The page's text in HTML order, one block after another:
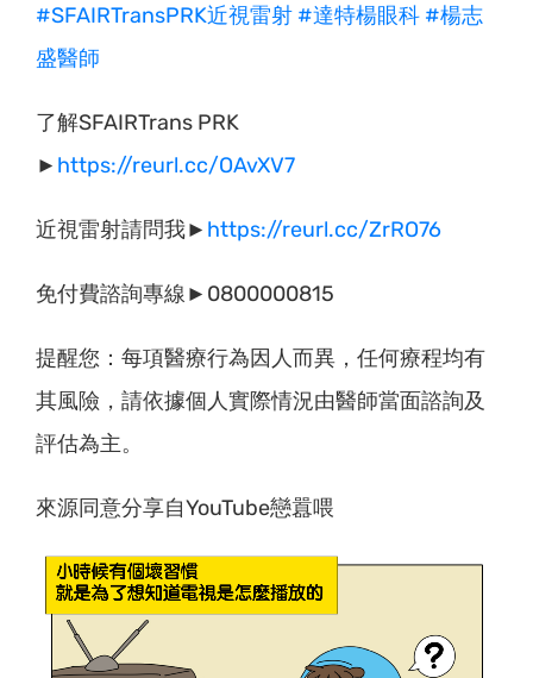
#SFAIRTransPRK近視雷射 #達特楊眼科 #楊志
盛醫師
了解SFAIRTrans PRK
► https://reurl.cc/OAvXV7
近視雷射請問我► https://reurl.cc/ZrRO76
免付費諮詢專線►0800000815
提醒您：每項醫療行為因人而異，任何療程均有
其風險，請依據個人實際情況由醫師當面諮詢及
評估為主。
來源同意分享自YouTube戀囂喂